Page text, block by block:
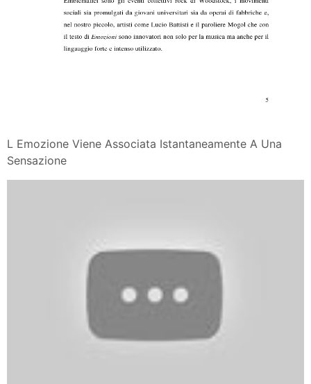
L Emozione Viene Associata Istantaneamente A Una
Sensazione